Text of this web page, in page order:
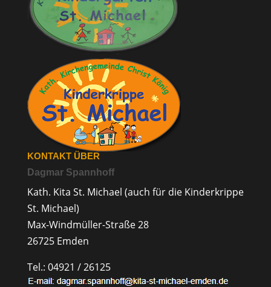
KONTAKT ÜBER
Dagmar Spannhoff
Kath. Kita St. Michael (auch für die Kinderkrippe
St. Michael)
Max-Windmüller-Straße 28
26725 Emden
Tel.: 04921 / 26125